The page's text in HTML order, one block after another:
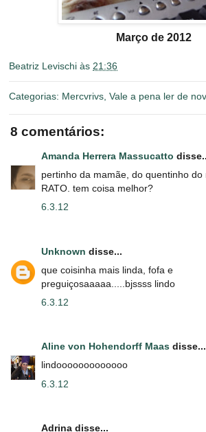
Março de 2012
Beatriz Levischi às 21:36
Categorias: Mercvrivs Vale a pena ler de
8 comentários:
Amanda Herrera Massucatto
pertinho da mamãe, do quentinho do
RATO. tem coisa melhor?
6.3.12
Unknown disse...
que coisinha mais linda, fofa e
preguiçosaaaaa.....bjssss lindo
6.3.12
Aline von Hohendorff Maas disse...
lindooooooooooooo
6.3.12
Adrina disse...